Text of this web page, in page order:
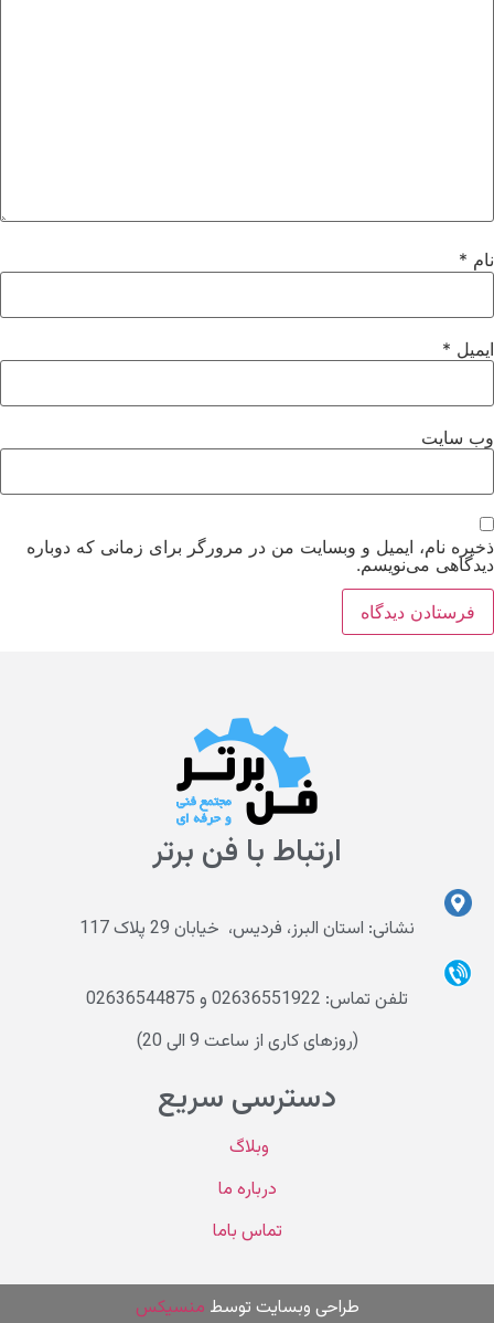
نام *
ایمیل *
وب‌ سایت
ذخیره نام، ایمیل و وبسایت من در مرورگر برای زمانی که دوباره
دیدگاهی می‌نویسم.
ارتباط با فن برتر
نشانی: استان البرز، فردیس، خیابان 29 پلاک 117
تلفن تماس: 02636551922 و 02636544875
(روزهای کاری از ساعت 9 الی 20)
دسترسی سریع
وبلاگ
درباره ما
تماس باما
طراحی وبسایت توسط منسیکس